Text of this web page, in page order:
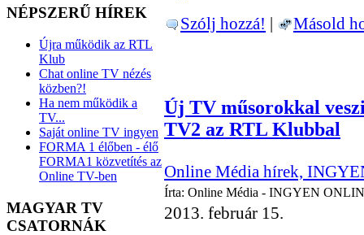
NÉPSZERŰ HÍREK
Újra működik az RTL
Klub
Chat online TV nézés
közben?!
Ha nem működik a
TV...
Saját online TV ingyen
FORMA 1 élőben - élő
FORMA1 közvetítés az
Online TV-ben
MAGYAR TV
CSATORNÁK
Szólj hozzá! | Másold
Új TV műsorokkal
TV2 az RTL Klubbal
Online Média hírek,
Írta: Online Média - INGYEN
2013. február 15.